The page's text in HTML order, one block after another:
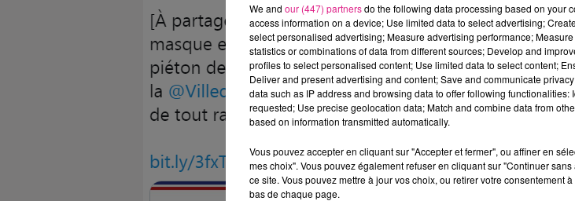
We and our (447) partnersdo the following data processing based on your
access information on a device; Use limited data to select advertising;
select personalised advertising; Measure advertising performance;
statistics or combinations of data from different sources; Develop and
profiles to select personalised content; Use limited data to select content;
Deliver and present advertising and content; Save and communicate
data such as IP address and browsing data to offer following
requested; Use precise geolocation data; Match and combine data from
based on information transmitted automatically.
Vous pouvez accepter en cliquant sur "Accepter et fermer", ou affiner en
mes choix". Vous pouvez également refuser en cliquant sur "Continuer
ce site. Vous pouvez mettre à jour vos choix, ou retirer votre consentement
bas de chaque page.